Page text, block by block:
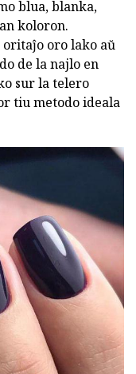
blua, blanka,
koloron.
oritaĵo oro lako aŭ
de la najlo en
sur la telero
tiu metodo ideala